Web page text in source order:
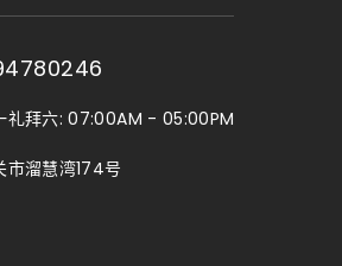
礼拜六: 07:00AM - 05:00PM
市溜慧湾174号